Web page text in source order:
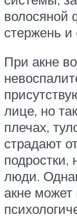
волосяной
стержень
При акне
лице, но
плечах,
страдают
люди.
акне